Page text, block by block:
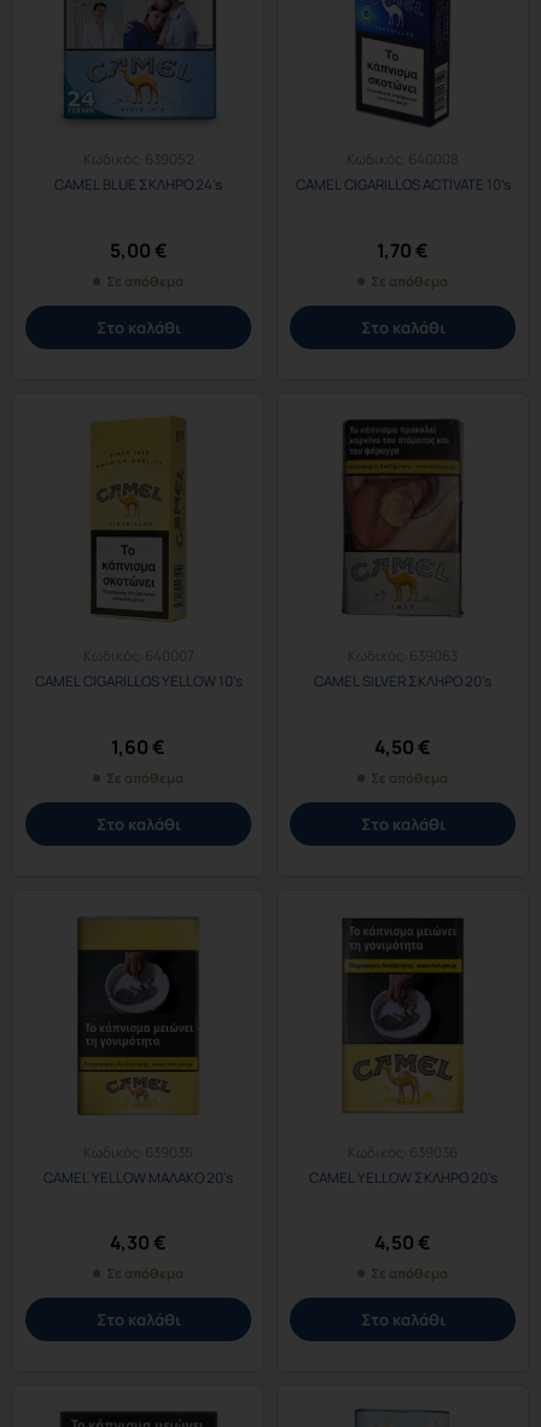
Κωδικός:
639052
CAMEL BLUE ΣΚΛΗΡΟ 24’s
5,00€
Σε απόθεμα
Στο καλάθι
Κωδικός:
640008
CAMEL CIGARILLOS ACTIVATE 10’s
1,70€
Σε απόθεμα
Στο καλάθι
Κωδικός:
CAMEL CIGARILLOS YELLOW 10’s
1,60€
Σε απόθεμα
Στο καλάθι
Κωδικός:
CAMEL SILVER ΣΚΛΗΡΟ 20’s
4,50€
Σε απόθεμα
Στο καλάθι
Κωδικός:
639035
CAMEL YELLOW ΜΑΛΑΚΟ 20’s
4,30€
Σε απόθεμα
Στο καλάθι
Κωδικός:
CAMEL YELLOW ΣΚΛΗΡΟ 20’s
4,50€
Σε απόθεμα
Στο καλάθι